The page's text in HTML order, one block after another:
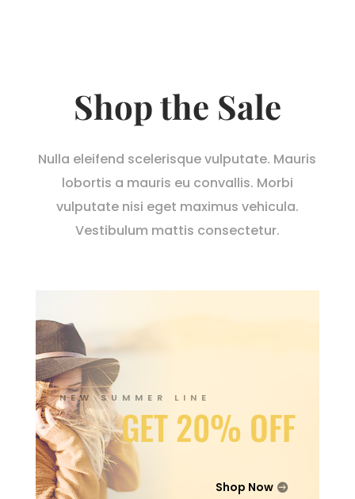
Shop the Sale
Nulla eleifend scelerisque vulputate. Mauris
lobortis a mauris eu convallis. Morbi
vulputate nisi eget maximus vehicula.
Vestibulum mattis consectetur.
NEW SUMMER LINE
GET 20% OFF
Shop Now